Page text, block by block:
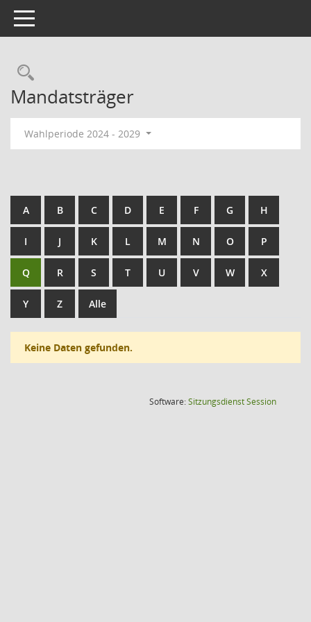
Toggle navigation
Mandatsträger
Wahlperiode 2024 - 2029
A B C D E F G H
I J K L M N O P
Q R S T U V W X
Y Z Alle
Keine Daten gefunden.
Software:SitzungsdienstSession(Wird in